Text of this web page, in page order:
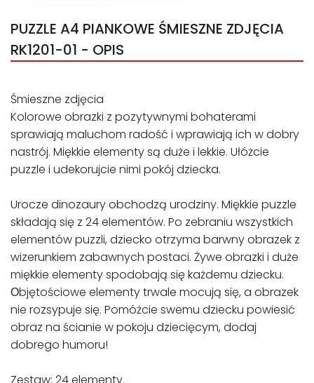
PUZZLE A4 PIANKOWE ŚMIESZNE ZDJĘCIA
RK1201-01 - OPIS
Śmieszne zdjęcia
Kolorowe obrazki z pozytywnymi bohaterami
sprawiają maluchom radość i wprawiają ich w dobry
nastrój. Miękkie elementy są duże i lekkie. Ułóżcie
puzzle i udekorujcie nimi pokój dziecka.
Urocze dinozaury obchodzą urodziny. Miękkie puzzle
składają się z 24 elementów. Po zebraniu wszystkich
elementów puzzli, dziecko otrzyma barwny obrazek z
wizerunkiem zabawnych postaci. Żywe obrazki i duże
miękkie elementy spodobają się każdemu dziecku.
Оbjętościowe elementy trwale mocują się, a obrazek
nie rozsypuje się. Pomóżcie swemu dziecku powiesić
obraz na ścianie w pokoju dziecięcym, dodaj
dobrego humoru!